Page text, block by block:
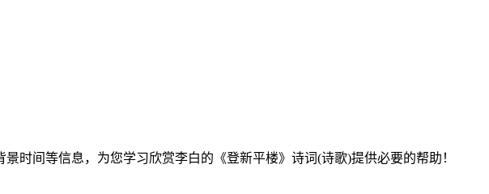
时间等信息，为您学习欣赏李白的《登新平楼》诗词(诗歌)提供必要的帮助！